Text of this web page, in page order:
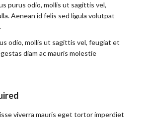
purus odio, mollis ut sagittis vel,
Aenean id felis sed ligula volutpat
odio, mollis ut sagittis vel, feugiat et
diam ac mauris molestie
viverra mauris eget tortor imperdiet